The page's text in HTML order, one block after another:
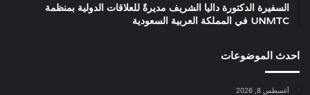
السفيرة الدكتورة داليا الشريف مديرةً للعلاقات الدولية بمنظمة
UNMTC في المملكة العربية السعودية
احدث الموضوعات
أغسطس 8, 2026